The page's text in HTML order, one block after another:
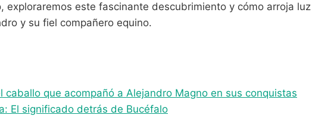
exploraremos este fascinante descubrimiento y cómo arroja luz
y su fiel compañero equino.
caballo que acompañó a Alejandro Magno en sus conquistas
El significado detrás de Bucéfalo